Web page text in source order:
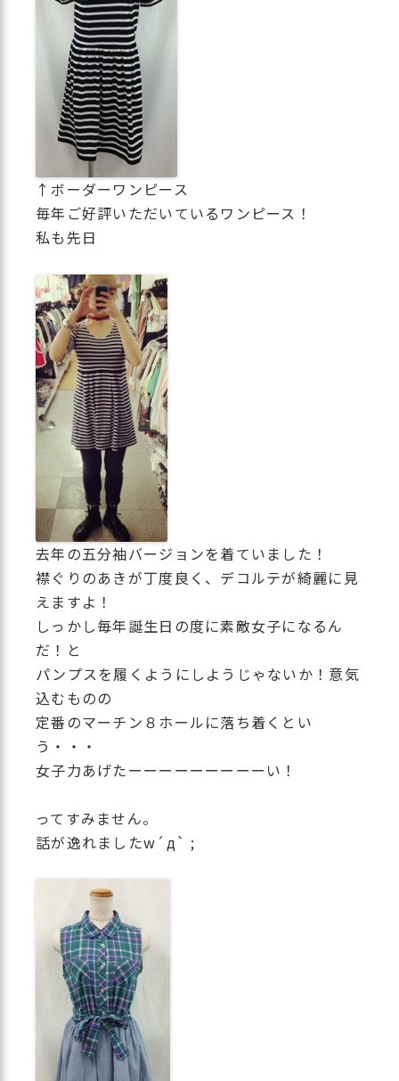
↑ボーダーワンピース
毎年ご好評いただいているワンピース！
私も先日
去年の五分袖バージョンを着ていました！
襟ぐりのあきが丁度良く、デコルテが綺麗に見
えますよ！
しっかし毎年誕生日の度に素敵女子になるん
だ！と
パンプスを履くようにしようじゃないか！意気
込むものの
定番のマーチン８ホールに落ち着くとい
う・・・
女子力あげたーーーーーーーーーい！
ってすみません。
話が逸れましたw´д` ;